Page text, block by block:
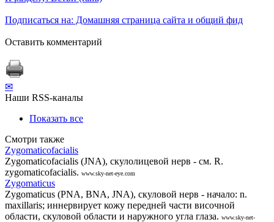
Подписаться на: Домашняя страница сайта и общий фид
Оставить комментарий
✉
Наши RSS-каналы
Показать все
Смотри также
Zygomaticofacialis
Zygomaticofacialis (JNA), скулолицевой нерв - см. R.
zygomaticofacialis. www.sky-net-eye.com
Zygomaticus
Zygomaticus (PNA, BNA, JNA), скуловой нерв - начало: n.
maxillaris; иннервирует кожу передней части височной
области, скуловой области и наружного угла глаза. www.sky-net-